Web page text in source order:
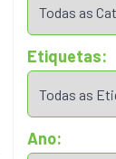
Etiquetas:
Ano: